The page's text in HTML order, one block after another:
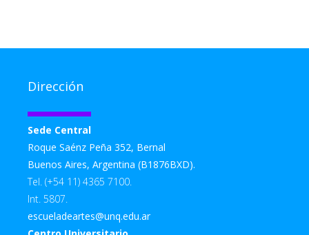
Dirección
Sede Central
Roque Saénz Peña 352, Bernal
Buenos Aires, Argentina (B1876BXD).
Tel. (+54 11) 4365 7100.
Int. 5807.
escueladeartes@unq.edu.ar